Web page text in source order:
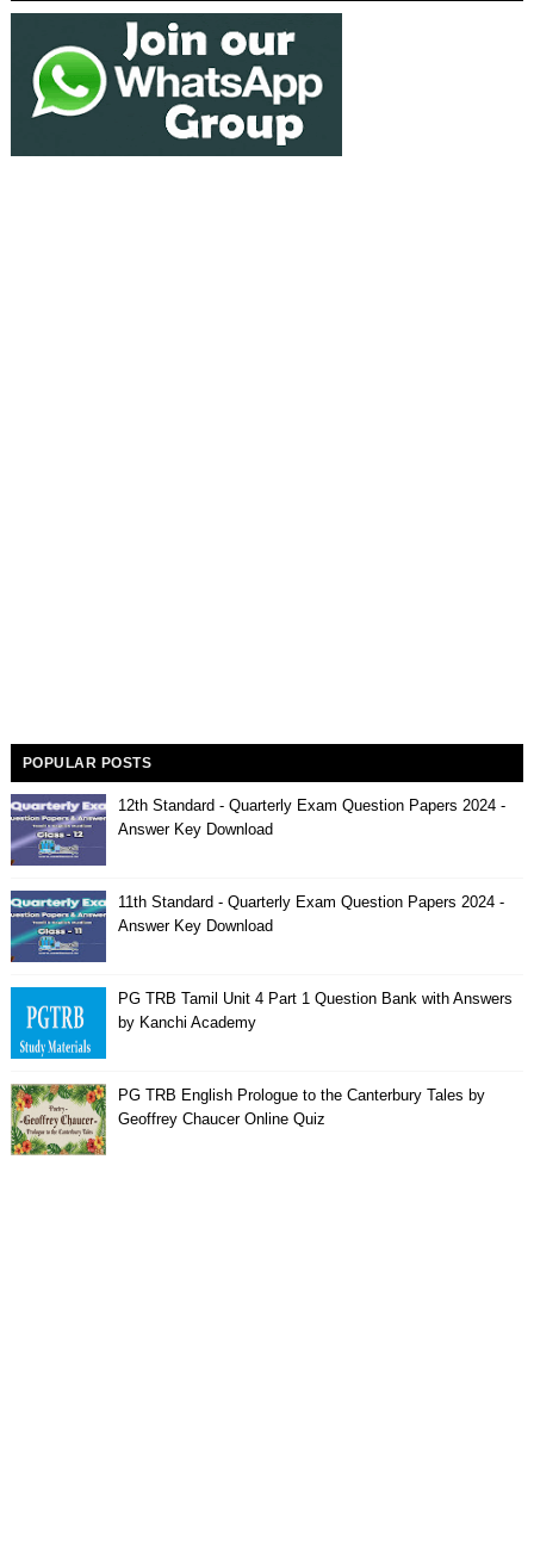
POPULAR POSTS
12th Standard - Quarterly Exam Question Papers 2024 -
Answer Key Download
11th Standard - Quarterly Exam Question Papers 2024 -
Answer Key Download
PG TRB Tamil Unit 4 Part 1 Question Bank with Answers
by Kanchi Academy
PG TRB English Prologue to the Canterbury Tales by
Geoffrey Chaucer Online Quiz